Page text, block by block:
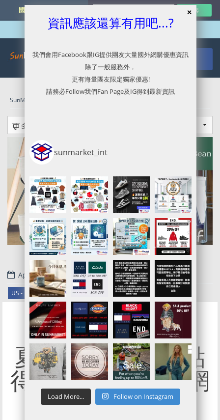
國外網購最新資訊
SunMarket 代購．代運．代寄
April 2, 2019
US - LL BEAN .
夏日少個Tote袋點
得!?|L.L.Bean 全網
75折優惠!
資訊應該還算有用吧...?
我們會用Facebook跟IG提供團友大量國外網購優惠資訊
除了一般服務外，
更有海量團友限定獨家優惠!
請務必Follow我們Fan Page及IG得到最新資訊
sunmarket_int
Load More... Follow on Instagram